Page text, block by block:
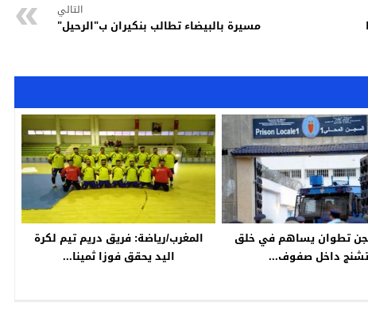
التالي
مسيرة بالبيضاء تطالب بنكيران ب"الرحيل"
تطوان يساهم في خلق
تشنج داخل صفوف...
المغرب/رياضة: فريق دريم تيم لكرة
اليد يحقق فوزا ثمينا...